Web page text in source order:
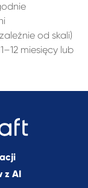
od skali)
miesięcy lub
z AI